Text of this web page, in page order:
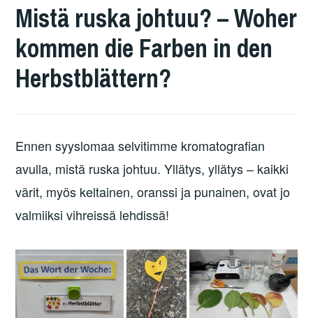
Mistä ruska johtuu? – Woher
kommen die Farben in den
Herbstblättern?
Ennen syyslomaa selvitimme kromatografian
avulla, mistä ruska johtuu. Yllätys, yllätys – kaikki
värit, myös keltainen, oranssi ja punainen, ovat jo
valmiiksi vihreissä lehdissä!